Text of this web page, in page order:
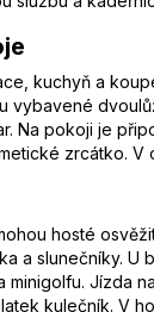
kuchyň a
vybavené
Na pokoji je
zrcátko.
hosté
a slunečníky.
minigolfu. Jízda
kulečník. V